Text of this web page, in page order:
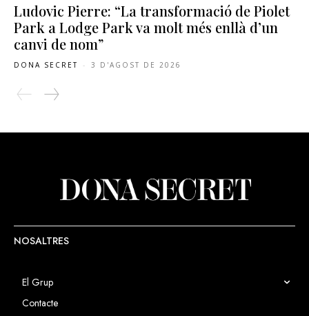
Ludovic Pierre: “La transformació de Piolet
Park a Lodge Park va molt més enllà d’un
canvi de nom”
DONA SECRET - 3 D'AGOST DE 2026
NOSALTRES
El Grup
Contacte